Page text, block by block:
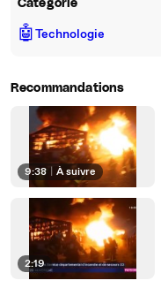
Catégorie
🤖Technologie
Recommandations
9:38 À suivre
2:19